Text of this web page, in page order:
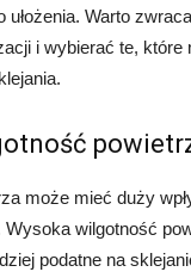
Warto
i wybierać te, które
może mieć duży
Wysoka wilgotność
podatne na